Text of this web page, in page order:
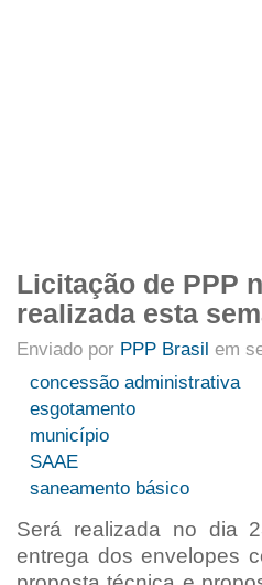
Licitação de PPP
realizada esta
Enviado por PPP Brasil em
concessão administrativa
esgotamento
município
SAAE
saneamento básico
Será realizada no dia
entrega dos envelopes